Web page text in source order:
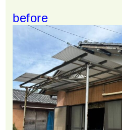
before